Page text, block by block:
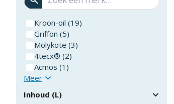
Kroon-oil (19)
Griffon (5)
Molykote (3)
4tecx® (2)
Acmos (1 )
Meer
Inhoud (L)